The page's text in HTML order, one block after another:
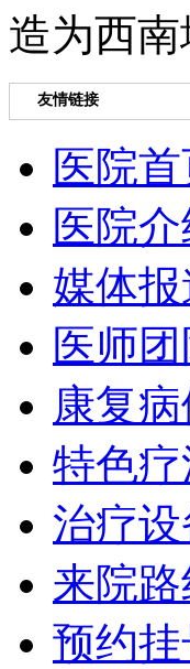
造为西
友情链接
医院
医院介
媒体报
医师团
康复病
特色疗
治疗设
来院
预约挂